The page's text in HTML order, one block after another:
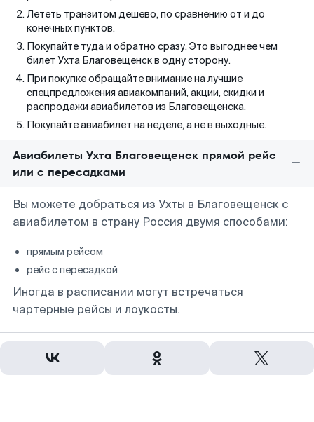
Лететь транзитом дешево, по сравнению от и до
конечных пунктов.
Покупайте туда и обратно сразу. Это выгоднее чем
билет Ухта Благовещенск в одну сторону.
При покупке обращайте внимание на лучшие
спецпредложения авиакомпаний, акции, скидки и
распродажи авиабилетов из Благовещенска.
Покупайте авиабилет на неделе, а не в выходные.
Авиабилеты Ухта Благовещенск прямой рейс
или с пересадками
Вы можете добраться из Ухты в Благовещенск с
авиабилетом в страну Россия двумя способами:
прямым рейсом
рейс с пересадкой
Иногда в расписании могут встречаться
чартерные рейсы и лоукосты.